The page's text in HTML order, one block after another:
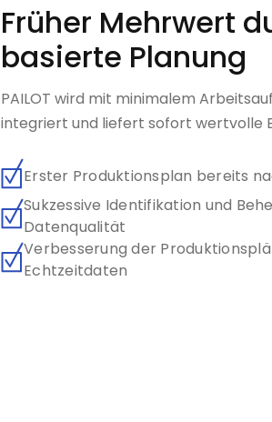
Früher Mehrwert
basierte Planung
PAILOT wird mit minimalem
integriert und liefert sofort wertvolle
Erster Produktionsplan bereits
Sukzessive Identifikation und
Datenqualität
Verbesserung der
Echtzeitdaten